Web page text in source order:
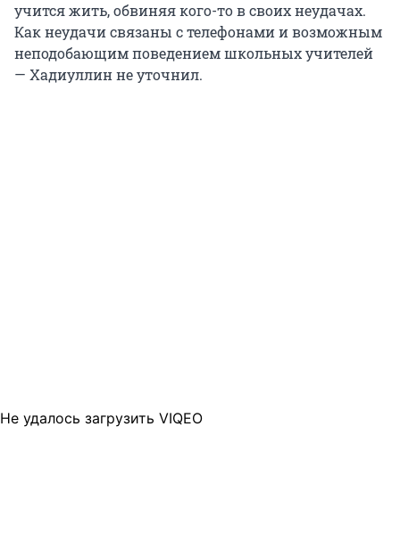
учится жить, обвиняя кого-то в своих неудачах.
Как неудачи связаны с телефонами и возможным
неподобающим поведением школьных учителей
— Хадиуллин не уточнил.
Не удалось загрузить VIQEO